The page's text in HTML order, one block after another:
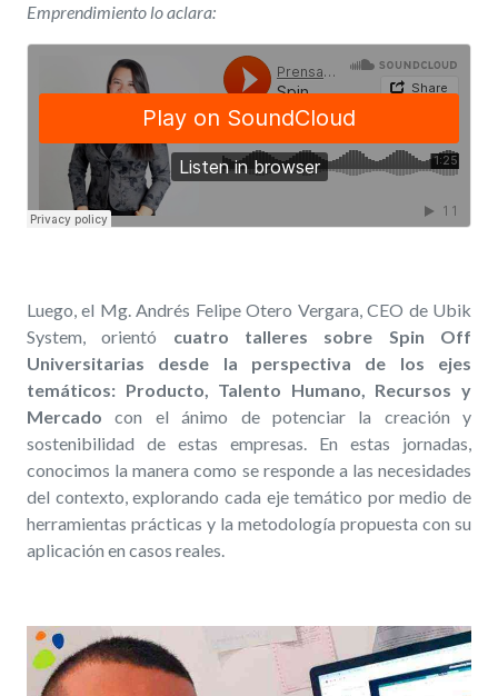
Emprendimiento lo aclara:
Luego, el Mg. Andrés Felipe Otero Vergara, CEO de Ubik
System, orientó cuatro talleres sobre Spin Off
Universitarias desde la perspectiva de los ejes
temáticos: Producto, Talento Humano, Recursos y
Mercado con el ánimo de potenciar la creación y
sostenibilidad de estas empresas. En estas jornadas,
conocimos la manera como se responde a las necesidades
del contexto, explorando cada eje temático por medio de
herramientas prácticas y la metodología propuesta con su
aplicación en casos reales.